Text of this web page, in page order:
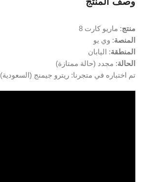
منتج: ماريو كارت 8
المنصة: وي يو
المنطقة: اليابان
الحالة: مجدد (حالة ممتازة)
تم اختباره في متجرنا: ريترو جيمنج (السعودية) www.RG.sa